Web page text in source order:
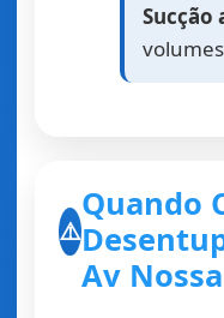
Sucção
⚠️
Quando
Av